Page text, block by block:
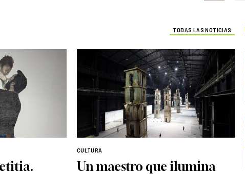
TODAS LAS NOTICIAS
CULTURA
Un maestro que ilumina